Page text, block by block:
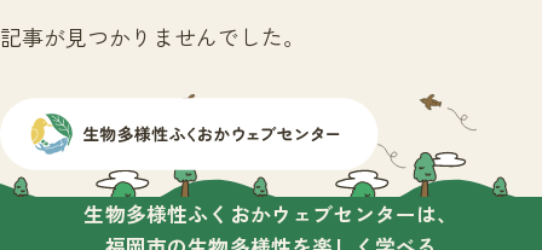
記事が見つかりませんでした。
生物多様性ふくおかウェブセンターは、